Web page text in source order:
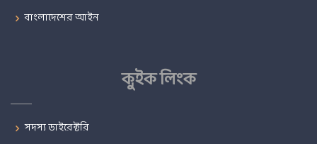
বাংলাদেশের আইন
কুইক লিংক
সদস্য ডাইরেক্টরি